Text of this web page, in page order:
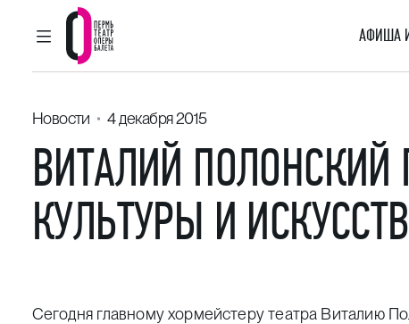
ГЛАВНОЕ МЕНЮ
Пермский театр оперы и балета
АФИША
Новости 4 декабря 2015
ВИТАЛИЙ
КУЛЬТУРЫ И
Сегодня главному хормейстеру театра Виталию